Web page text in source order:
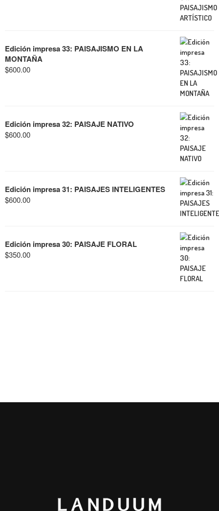
Edición impresa 33: PAISAJISMO EN LA
MONTAÑA
$600.00
Edición impresa 32: PAISAJE NATIVO
$600.00
Edición impresa 31: PAISAJES INTELIGENTES
$600.00
Edición impresa 30: PAISAJE FLORAL
$350.00